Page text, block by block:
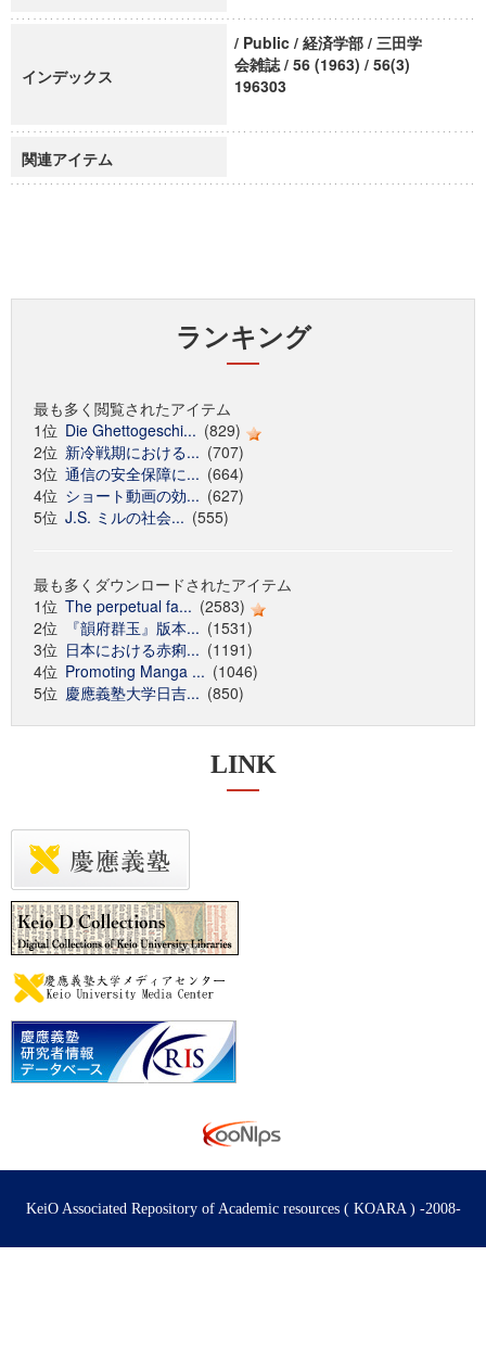
インデックス
/ Public / 経済学部 / 三田学
会雑誌 / 56 (1963) / 56(3)
196303
関連アイテム
ランキング
最も多く閲覧されたアイテム
1位 Die Ghettogeschi... (829)
2位 新冷戦期における... (707)
3位 通信の安全保障に... (664)
4位 ショート動画の効... (627)
5位 J.S. ミルの社会... (555)
最も多くダウンロードされたアイテム
1位 The perpetual fa... (2583)
2位
『韻府群玉』版本... (1531)
3位 日本における赤痢... (1191)
4位 Promoting Manga ... (1046)
5位 慶應義塾大学日吉... (850)
LINK
KeiO Associated Repository of Academic resources ( KOARA ) -2008-